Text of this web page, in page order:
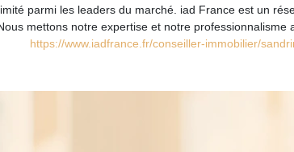
parmi les leaders du marché. iad France est un
mettons notre expertise et notre professionnalisme
https://www.iadfrance.fr/conseiller-immobilier/